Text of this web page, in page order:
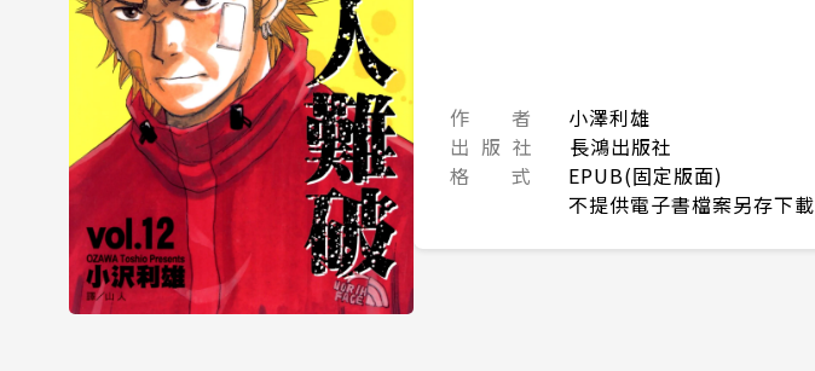
作 者
小澤利雄
出 版 社
長鴻出版社
格 式
EPUB(固定版面)
不提供電子書檔案另存下載